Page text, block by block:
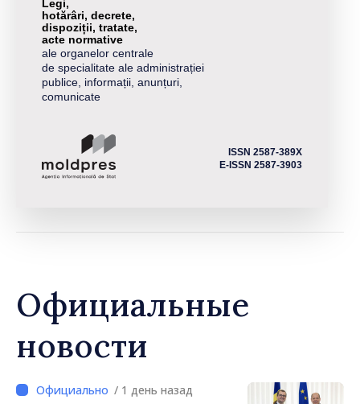
Legi,
hotărâri, decrete,
dispoziții, tratate,
acte normative
ale organelor centrale
de specialitate ale administrației
publice, informații, anunțuri,
comunicate
ISSN 2587-389X
E-ISSN 2587-3903
Официальные
новости
/ 1 день назад